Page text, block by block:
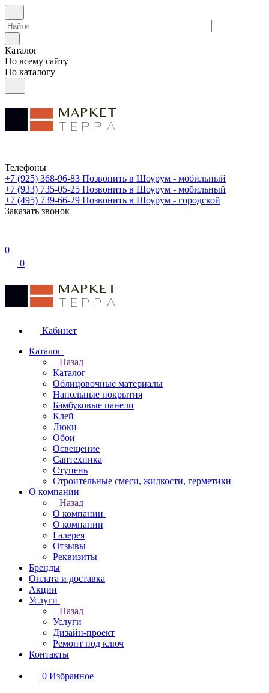
Каталог
По всему сайту
По каталогу
Телефоны
+7 (925) 368-96-83 Позвонить в Шоурум - мобильный
+7 (933) 735-05-25 Позвонить в Шоурум - мобильный
+7 (495) 739-66-29 Позвонить в Шоурум - городской
Заказать звонок
0
0
Кабинет
Каталог
Назад
Каталог
Облицовочные материалы
Напольные покрытия
Бамбуковые панели
Клей
Люки
Обои
Освещение
Сантехника
Ступень
Строительные смеси, жидкости, герметики
О компании
Назад
О компании
О компании
Галерея
Отзывы
Реквизиты
Бренды
Оплата и доставка
Акции
Услуги
Назад
Услуги
Дизайн-проект
Ремонт под ключ
Контакты
0 Избранное